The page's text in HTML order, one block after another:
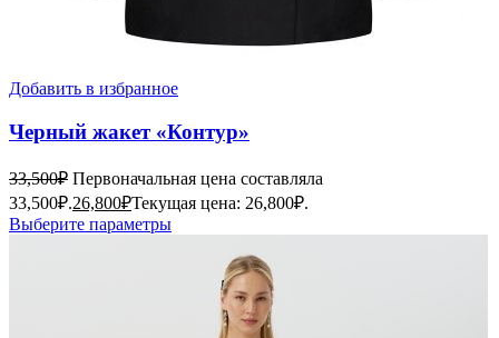
Добавить в избранное
Черный жакет «Контур»
33,500₽ Первоначальная цена составляла
33,500₽.26,800₽Текущая цена: 26,800₽.
Выберите параметры